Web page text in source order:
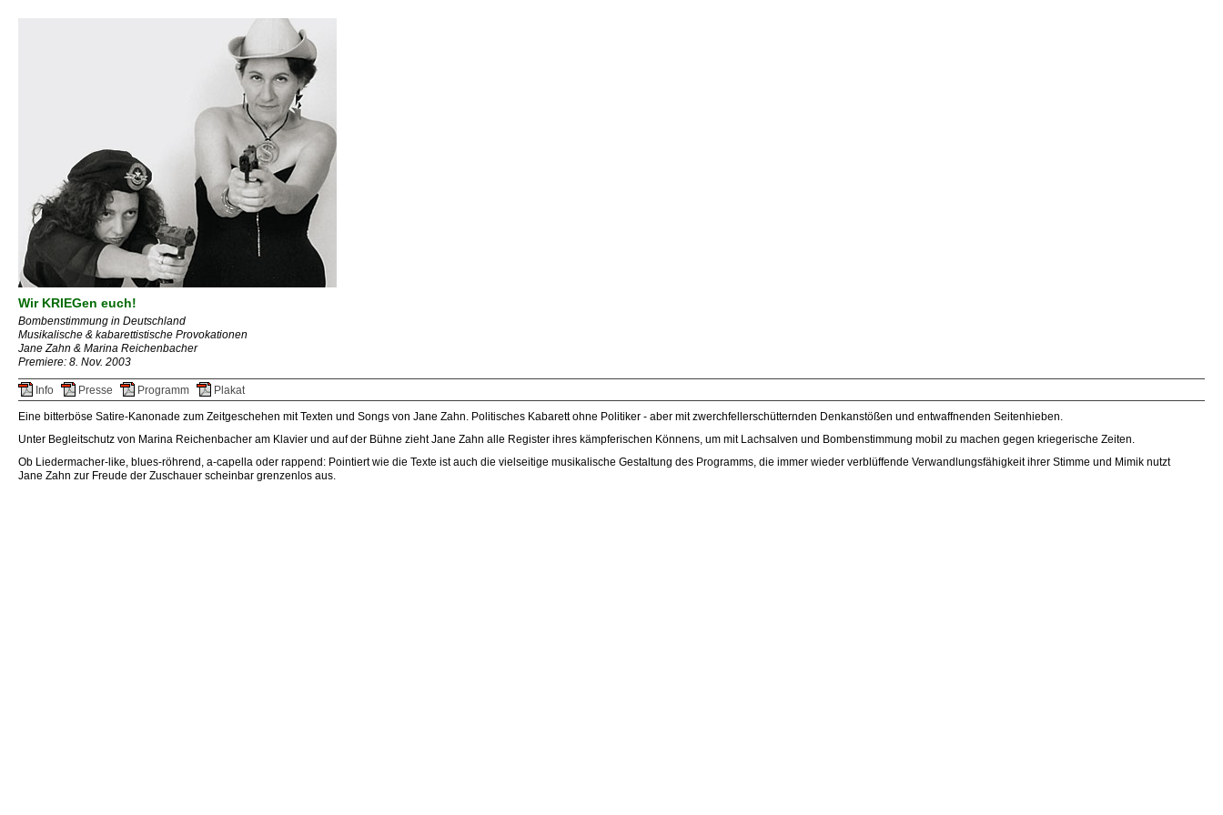
Wir KRIEGen euch!
Bombenstimmung in Deutschland
Musikalische & kabarettistische Provokationen
Jane Zahn & Marina Reichenbacher
Premiere: 8. Nov. 2003
Info Presse Programm Plakat
Eine bitterböse Satire-Kanonade zum Zeitgeschehen mit Texten und Songs von Jane Zahn. Politisches Kabarett ohne Politiker - aber mit zwerchfellerschütternden Denkanstößen und entwaffnenden Seitenhieben.
Unter Begleitschutz von Marina Reichenbacher am Klavier und auf der Bühne zieht Jane Zahn alle Register ihres kämpferischen Könnens, um mit Lachsalven und Bombenstimmung mobil zu machen gegen kriegerische Zeiten.
Ob Liedermacher-like, blues-röhrend, a-capella oder rappend: Pointiert wie die Texte ist auch die vielseitige musikalische Gestaltung des Programms, die immer wieder verblüffende Verwandlungsfähigkeit ihrer Stimme und Mimik nutzt
Jane Zahn zur Freude der Zuschauer scheinbar grenzenlos aus.